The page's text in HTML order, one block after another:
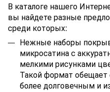
В каталоге нашего
вы найдете разные
среди которых:
Нежные наборы
микросатина с
мелкими рисунками
Такой формат
болеедолговечным и